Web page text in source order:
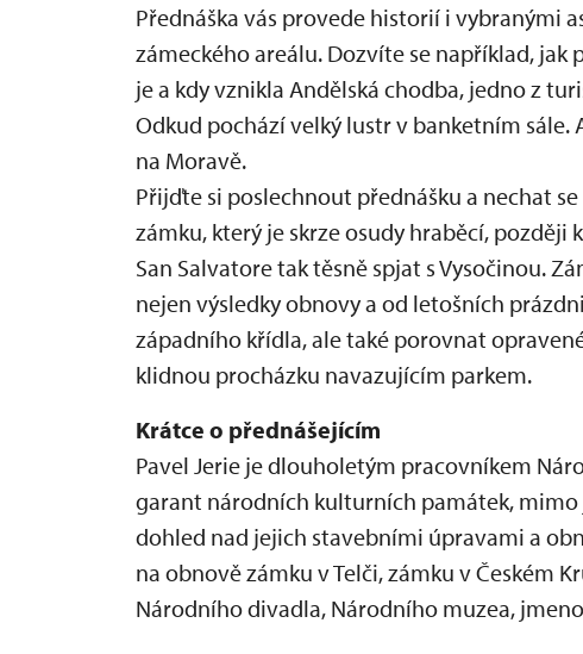
Přednáška vás provede historií i vybranými
zámeckého areálu. Dozvíte se například,
je a kdy vznikla Andělská chodba, jedno z
Odkud pochází velký lustr v banketním sále.
na Moravě.
Přijďte si poslechnout přednášku a nechat
zámku, který je skrze osudy hraběcí,
San Salvatore tak těsně spjat s Vysočinou.
nejen výsledky obnovy a od letošních
západního křídla, ale také porovnat
klidnou procházku navazujícím parkem.
Krátce o přednášejícím
Pavel Jerie je dlouholetým pracovníkem
garant národních kulturních památek, mimo
dohled nad jejich stavebními úpravami a
na obnově zámku v Telči, zámku v Českém
Národního divadla, Národního muzea,